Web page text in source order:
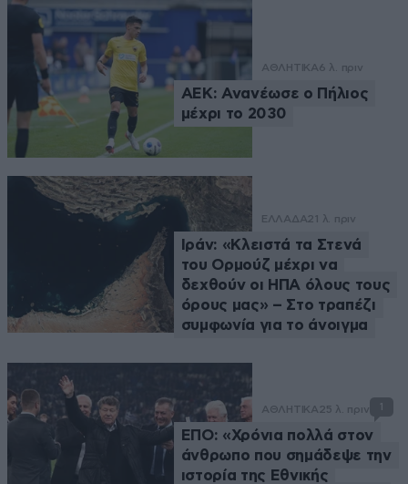
ΑΘΛΗΤΙΚΑ6 λ. πριν
ΑΕΚ: Ανανέωσε ο Πήλιος
μέχρι το 2030
ΕΛΛΑΔΑ21 λ. πριν
Ιράν: «Κλειστά τα Στενά
του Ορμούζ μέχρι να
δεχθούν οι ΗΠΑ όλους τους
όρους μας» – Στο τραπέζι
συμφωνία για το άνοιγμα
ΑΘΛΗΤΙΚΑ 25 λ. πριν 1
ΕΠΟ: «Χρόνια πολλά στον
άνθρωπο που σημάδεψε την
ιστορία της Εθνικής